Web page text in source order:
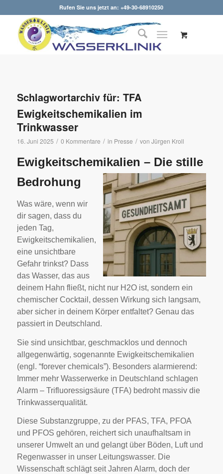
Rufen Sie uns jetzt an: +49-30-68910250
Schlagwortarchiv für: TFA
Ewigkeitschemikalien im
Trinkwasser
16. Juni 2025 / 0 Kommentare / in Presse / von Jürgen Kroll
Ewigkeitschemikalien – Die stille
Bedrohung
Was wäre, wenn wir
dir sagen, dass du
jeden Tag,
Ewigkeitschemikalien,
eine unsichtbare
Gefahr trinkst? Dass
das Wasser, das aus
deinem Hahn fließt, nicht nur H2O ist, sondern ein
chemischer Cocktail, dessen Wirkung sich langsam,
aber sicher in deinem Körper entfaltet? Genau das
passiert in Deutschland.
Sie sind unsichtbar, geschmacklos und dennoch
allgegenwärtig, sogenannte Ewigkeitschemikalien
(engl. “forever chemicals”). Besonders alarmierend:
Immer mehr Wasserwerke in Deutschland schlagen
Alarm – Trifluoressigsäure (TFA) bedroht massiv die
Trinkwasserqualität.
Diese Substanzgruppe, zu der PFAS, TFA, PFOA
und PFOS gehören, reichert sich unaufhaltsam in
unserer Umwelt an und gelangt über Böden, Luft und
Regenwasser in unser Leitungswasser. Die
Wissenschaft schlägt seit Jahren Alarm, doch der